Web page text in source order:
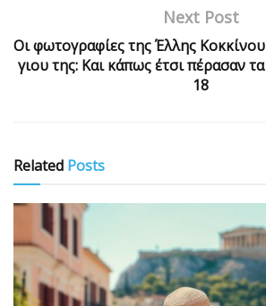
Next Post
Οι φωτογραφίες της Έλλης
γιου της: Και κάπως έτσι πέρασαν
18
Related Posts